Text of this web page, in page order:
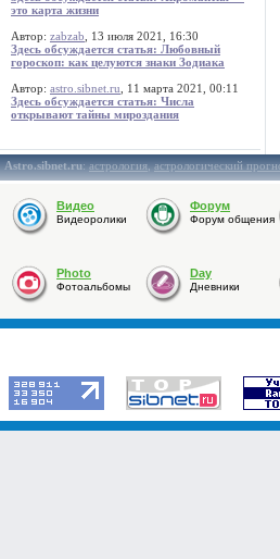
это карта жизни
Автор: zabzab , 13 июля 2021, 16:30
Здесь обсуждается статья: Любовный
гороскоп: как целуются знаки Зодиака
Автор: astro.sibnet.ru , 11 марта 2021, 00:11
Здесь обсуждается статья: Числа
открывают тайны мироздания
Astro.sibnet.ru:астрология,астрологический
Видео
Видеоролики
Форум
Форум общения
Photo
Фотоальбомы
Day
Дневники